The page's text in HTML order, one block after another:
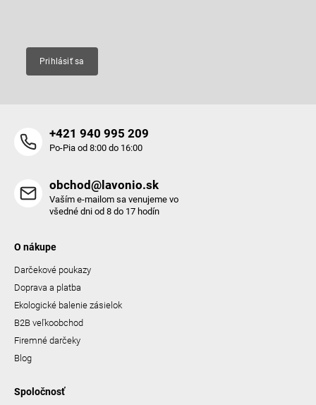
Prihlásiť sa
+421 940 995 209
Po-Pia od 8:00 do 16:00
obchod@lavonio.sk
Vaším e-mailom sa venujeme vo
všedné dni od 8 do 17 hodín
O nákupe
Darčekové poukazy
Doprava a platba
Ekologické balenie zásielok
B2B veľkoobchod
Firemné darčeky
Blog
Spoločnosť